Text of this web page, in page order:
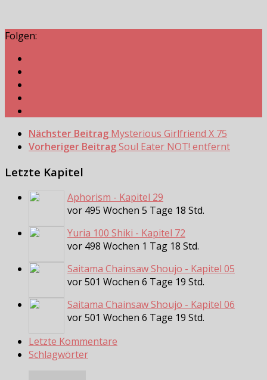
Folgen:
Nächster Beitrag Mysterious Girlfriend X 75
Vorheriger BeitragSoul Eater NOT! entfernt
Letzte Kapitel
Aphorism - Kapitel 29
vor 495 Wochen 5 Tage 18 Std.
Yuria 100 Shiki - Kapitel 72
vor 498 Wochen 1 Tag 18 Std.
Saitama Chainsaw Shoujo - Kapitel 05
vor 501 Wochen 6 Tage 19 Std.
Saitama Chainsaw Shoujo - Kapitel 06
vor 501 Wochen 6 Tage 19 Std.
Letzte Kommentare
Schlagwörter